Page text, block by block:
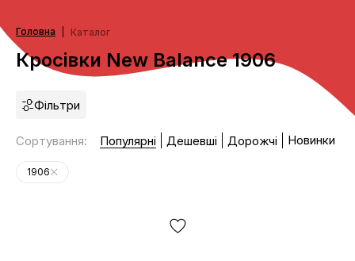
Головна Каталог
Кросівки New Balance 1906
Фільтри
Сортування: Популярні Дешевші Дорожчі Новинки
1906